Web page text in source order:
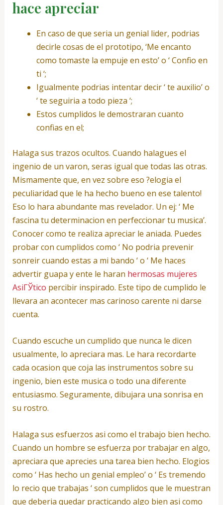
hace apreciar
En caso de que seri­a un genial lider, podrias
decirle cosas de el prototipo, ‘Me encanto
como tomaste la empuje en esto’ o ‘ Confio en
ti ‘;
Igualmente podrias intentar decir ‘ te auxilio’ o
‘ te seguiria a todo pieza ‘;
Estos cumplidos le demostraran cuanto
confias en el;
Halaga sus trazos ocultos. Cuando halagues el
ingenio de un varon, seras igual que todas las otras.
Mismamente que, en vez sobre eso ?elogia el
peculiaridad que le ha hecho bueno en ese talento!
Eso lo hara abundante mas revelador. Un ej: ‘ Me
fascina tu determinacion en perfeccionar tu musica’.
Conocer como te realiza apreciar le aniada. Puedes
probar con cumplidos como ‘ No podria prevenir
sonreir cuando estas a mi bando ‘ o ‘ Me haces
advertir guapa y ente le haran hermosas mujeres
AsiГЎtico percibir inspirado. Este tipo de cumplido le
llevara an acontecer mas carinoso carente ni darse
cuenta.
Cuando escuche un cumplido que nunca le dicen
usualmente, lo apreciara mas. Le hara recordarte
cada ocasion que coja las instrumentos sobre su
ingenio, bien este musica o todo una diferente
entusiasmo. Seguramente, dibujara una sonrisa en
su rostro.
Halaga sus esfuerzos asi­ como el trabajo bien hecho.
Cuando un hombre se esfuerza por trabajar en algo,
apreciara que aprecies una tarea bien hecho. Elogios
como ‘ Has hecho un genial empleo’ o ‘ Es tremendo
lo recio que trabajas ‘ son cumplidos que le muestran
que deberia quedar practicando algo bien asi­ como